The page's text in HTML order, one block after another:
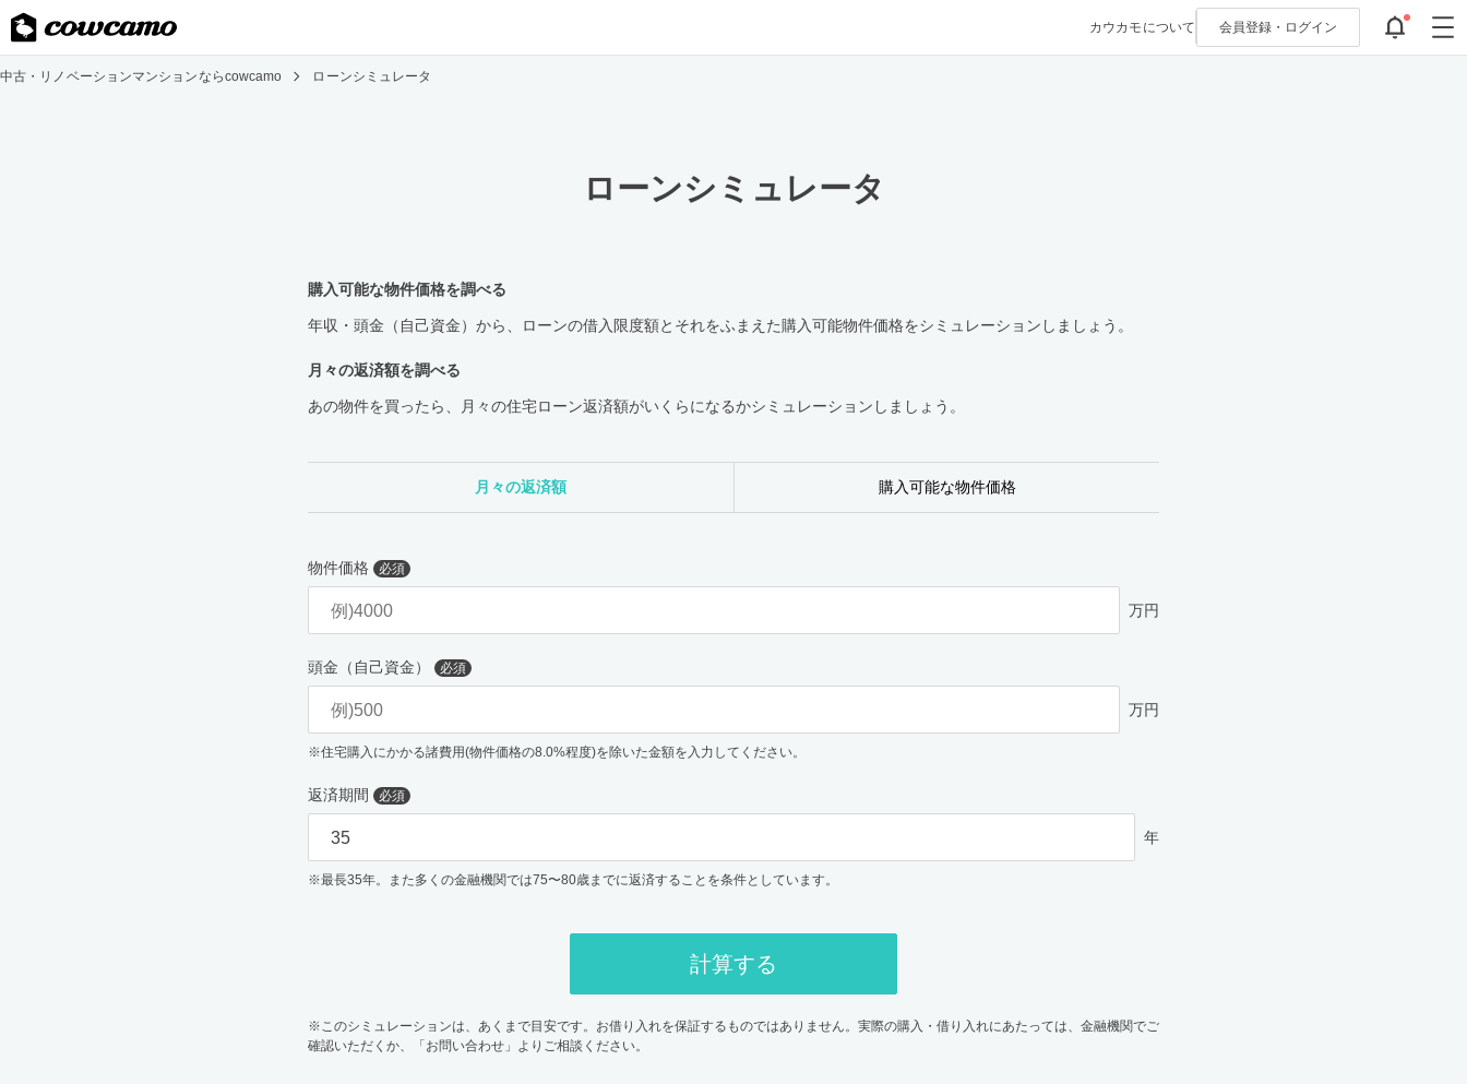
カウカモについて 会員登録・ ログイン
中古・リノベーションマンションならcowcamo ローンシミュレータ
ローンシミュレータ
購入可能な物件価格を調べる
年収・頭金（自己資金）から、ローンの借入限度額とそれをふまえた購入可能物件価格をシミュレーションしましょう。
月々の返済額を調べる
あの物件を買ったら、月々の住宅ローン返済額がいくらになるかシミュレーションしましょう。
月々の返済額 購入可能な物件価格
物件価格 必須
万円
頭金（自己資金） 必須
万円
※住宅購入にかかる諸費用(物件価格の8.0%程度)を除いた金額を入力してください。
返済期間 必須
年
※最長35年。また多くの金融機関では75〜80歳までに返済することを条件としています。
計算する
※このシミュレーションは、あくまで目安です。お借り入れを保証するものではありません。実際の購入・借り入れにあたっては、金融機関でご
確認いただくか、「お問い合わせ」よりご相談ください。